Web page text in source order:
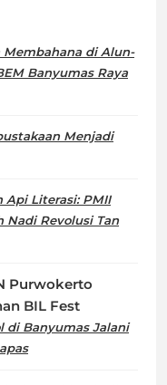
Membahana di Alun-
Banyumas Raya
Menjadi
Literasi: PMII
Nadi Revolusi Tan
Purwokerto
BIL Fest
di Banyumas Jalani